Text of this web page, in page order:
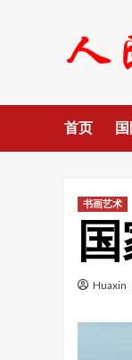
首页
书画艺术
Huaxin